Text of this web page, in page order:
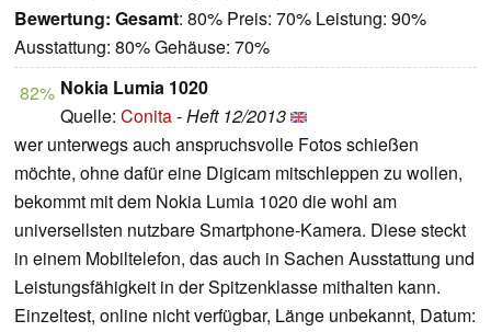
Bewertung: Gesamt: 80% Preis: 70% Leistung: 90%
Ausstattung: 80% Gehäuse: 70%
82% Nokia Lumia 1020
Quelle: Conita-Heft 12/2013
wer unterwegs auch anspruchsvolle Fotos schießen
möchte, ohne dafür eine Digicam mitschleppen zu wollen,
bekommt mit dem Nokia Lumia 1020 die wohl am
universellsten nutzbare Smartphone-Kamera. Diese steckt
in einem Mobiltelefon, das auch in Sachen Ausstattung und
Leistungsfähigkeit in der Spitzenklasse mithalten kann.
Einzeltest, online nicht verfügbar, Länge unbekannt, Datum: